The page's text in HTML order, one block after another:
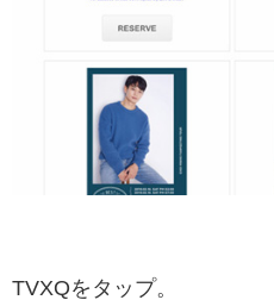
TVXQをタップ。